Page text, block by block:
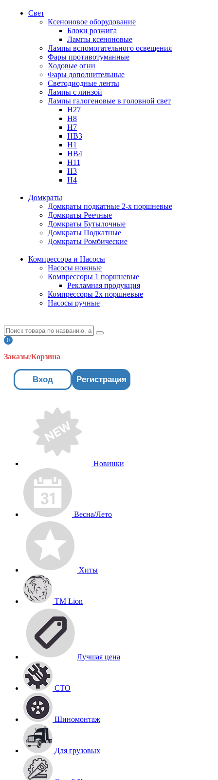
Свет
Ксеноновое оборудование
Блоки розжига
Лампы ксеноновые
Лампы вспомогательного освещения
Фары противотуманные
Ходовые огни
Фары дополнительные
Светодиодные ленты
Лампы с линзой
Лампы галогеновые в головной свет
H27
H8
H7
HB3
H1
HB4
H11
H3
H4
Домкраты
Домкраты подкатные 2-х поршневые
Домкраты Реечные
Домкраты Бутылочные
Домкраты Подкатные
Домкраты Ромбические
Компрессора и Насосы
Насосы ножные
Компрессоры 1 поршневые
Рекламная продукция
Компрессоры 2х поршневые
Насосы ручные
0
Заказы/Корзина
Вход Регистрация
Новинки
Весна/Лето
Хиты
TM Lion
Лучшая цена
СТО
Шиномонтаж
Для грузовых